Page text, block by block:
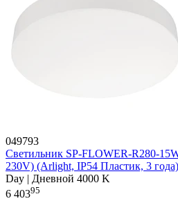
049793
Светильник SP-FLOWER-R280-
230V) (Arlight, IP54 Пластик, 3 года)
Day | Дневной 4000 K
6 40395